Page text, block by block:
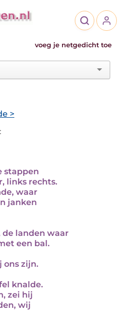
voeg je netgedicht toe
>
stappen
links rechts.
waar
janken
de landen waar
een bal.
ons zijn.
knalde.
zei hij
wij